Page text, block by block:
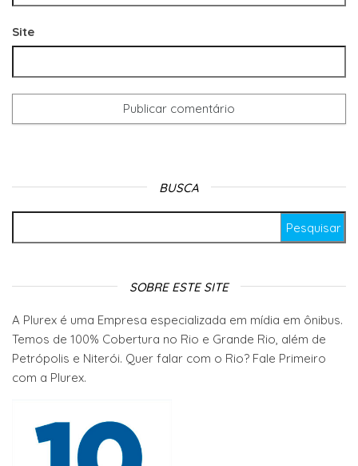
Site
BUSCA
SOBRE ESTE SITE
A Plurex é uma Empresa especializada em mídia em ônibus.
Temos de 100% Cobertura no Rio e Grande Rio, além de
Petrópolis e Niterói. Quer falar com o Rio? Fale Primeiro
com a Plurex.